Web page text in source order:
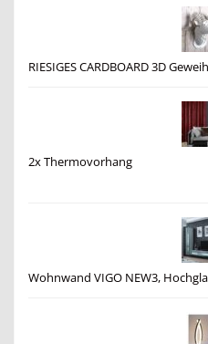
RIESIGES CARDBOARD 3D
2x Thermovorhang
Wohnwand VIGO NEW3,